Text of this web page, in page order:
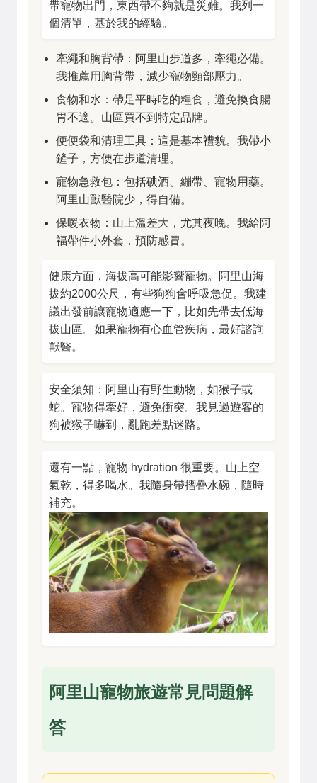
帶寵物出門，東西帶不夠就是災難。我列一
個清單，基於我的經驗。
牽繩和胸背帶：阿里山步道多，牽繩必備。
我推薦用胸背帶，減少寵物頸部壓力。
食物和水：帶足平時吃的糧食，避免換食腸
胃不適。山區買不到特定品牌。
便便袋和清理工具：這是基本禮貌。我帶小
鏟子，方便在步道清理。
寵物急救包：包括碘酒、繃帶、寵物用藥。
阿里山獸醫院少，得自備。
保暖衣物：山上溫差大，尤其夜晚。我給阿
福帶件小外套，預防感冒。
健康方面，海拔高可能影響寵物。阿里山海
拔約2000公尺，有些狗狗會呼吸急促。我建
議出發前讓寵物適應一下，比如先帶去低海
拔山區。如果寵物有心血管疾病，最好諮詢
獸醫。
安全須知：阿里山有野生動物，如猴子或
蛇。寵物得牽好，避免衝突。我見過遊客的
狗被猴子嚇到，亂跑差點迷路。
還有一點，寵物 hydration 很重要。山上空
氣乾，得多喝水。我隨身帶摺疊水碗，隨時
補充。
阿里山寵物旅遊常見問題解
答